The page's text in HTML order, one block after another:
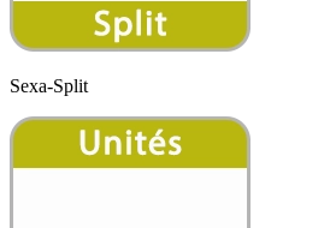
Sexa-Split